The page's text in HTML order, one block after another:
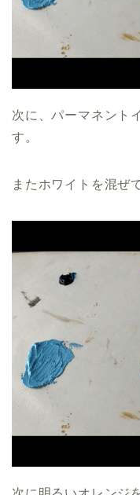
次に、パーマネント
す。
またホワイトを混ぜ